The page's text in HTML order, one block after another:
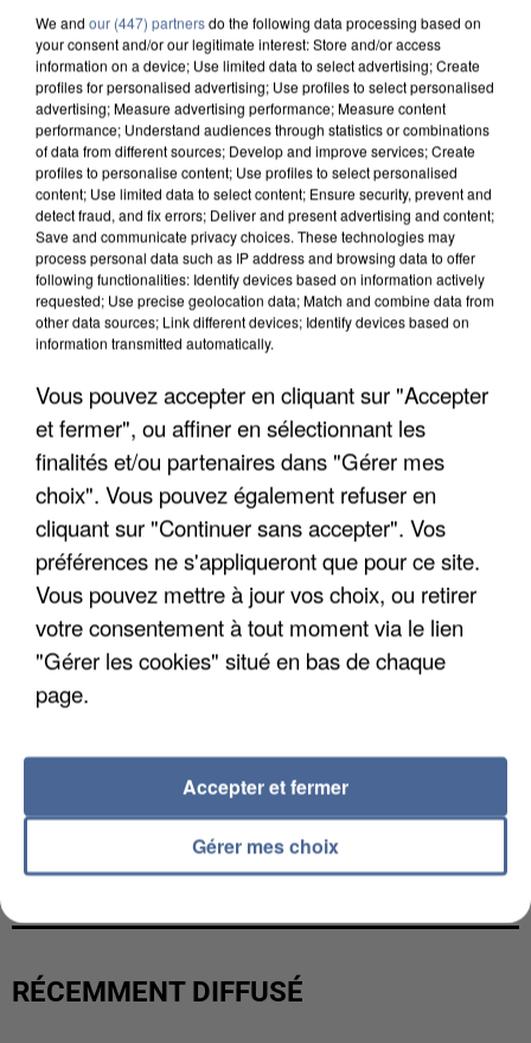
UN SECOND CADRE DE LA DZ MAFIA
INTERPELLÉ EN ALGÉRIE
UNE TOURISTE DE L’OISE EMPORTÉE PAR UNE
COULÉE DE BOUE EN HAUTE-SAVOIE
RÉCEMMENT DIFFUSÉ
We and our (447) partnersdo the following data processing based on
your consent and/or our legitimate interest: Store and/or access
information on a device; Use limited data to select advertising; Create
profiles for personalised advertising; Use profiles to select personalised
advertising; Measure advertising performance; Measure content
performance; Understand audiences through statistics or combinations
of data from different sources; Develop and improve services; Create
profiles to personalise content; Use profiles to select personalised
content; Use limited data to select content; Ensure security, prevent and
detect fraud, and fix errors; Deliver and present advertising and content;
Save and communicate privacy choices. These technologies may
process personal data such as IP address and browsing data to offer
following functionalities: Identify devices based on information actively
requested; Use precise geolocation data; Match and combine data from
other data sources; Link different devices; Identify devices based on
information transmitted automatically.
Vous pouvez accepter en cliquant sur "Accepter
et fermer", ou affiner en sélectionnant les
finalités et/ou partenaires dans "Gérer mes
choix". Vous pouvez également refuser en
cliquant sur "Continuer sans accepter". Vos
préférences ne s'appliqueront que pour ce site.
Vous pouvez mettre à jour vos choix, ou retirer
votre consentement à tout moment via le lien
"Gérer les cookies" situé en bas de chaque
page.
Gérer mes choix
Accepter et fermer